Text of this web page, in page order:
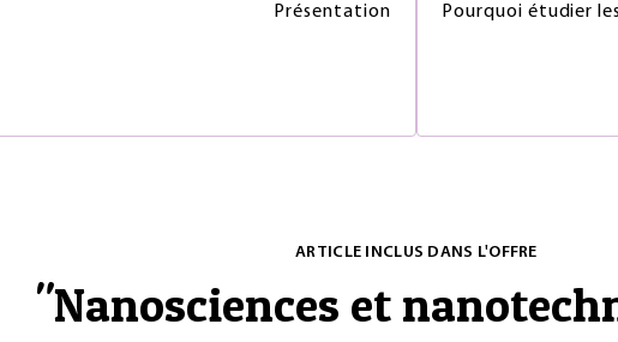
Présentation Pourquoi étudier
ARTICLE INCLUS DANS L'OFFRE
"Nanosciences et